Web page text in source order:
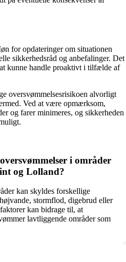
for opdateringer om situationen
sikkerhedsråd og anbefalinger. Det
kunne handle proaktivt i tilfælde af
oversvømmelsesrisikoen alvorligt
Ved at være opmærksom,
og farer minimeres, og sikkerheden
i områder
og Lolland?
kan skyldes forskellige
stormflod, digebrud eller
kan bidrage til, at
lavtliggende områder som